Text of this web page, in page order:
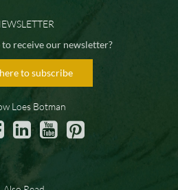
receive our newsletter?
to subscribe
Loes Botman